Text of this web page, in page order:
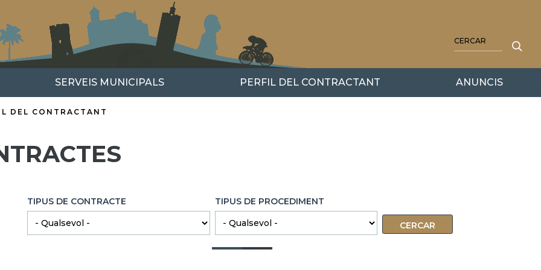
SERVEIS MUNICIPALS PERFIL DEL CONTRACTANT ANUNCIS
DEL CONTRACTANT
TIPUS DE CONTRACTE TIPUS DE PROCEDIMENT